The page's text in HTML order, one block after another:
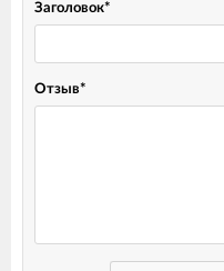
Заголовок*
Отзыв*